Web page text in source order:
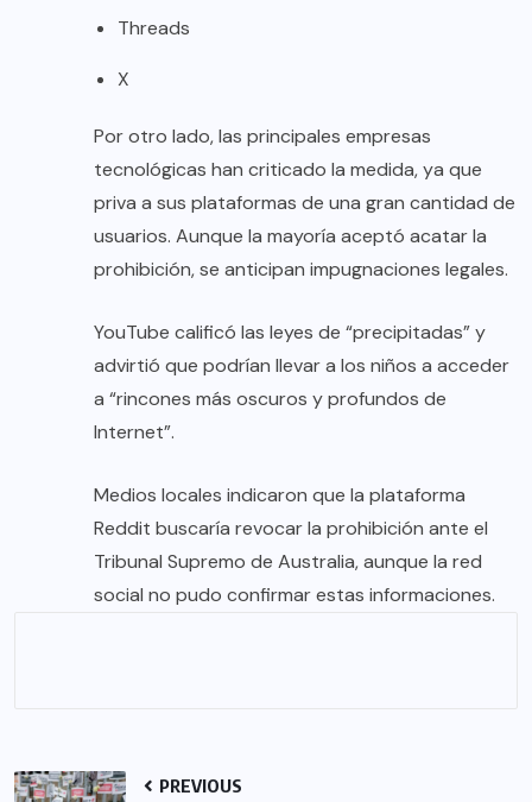
Threads
X
Por otro lado, las principales empresas
tecnológicas han criticado la medida, ya que
priva a sus plataformas de una gran cantidad de
usuarios. Aunque la mayoría aceptó acatar la
prohibición, se anticipan impugnaciones legales.
YouTube calificó las leyes de “precipitadas” y
advirtió que podrían llevar a los niños a acceder
a “rincones más oscuros y profundos de
Internet”.
Medios locales indicaron que la plataforma
Reddit buscaría revocar la prohibición ante el
Tribunal Supremo de Australia, aunque la red
social no pudo confirmar estas informaciones.
PREVIOUS